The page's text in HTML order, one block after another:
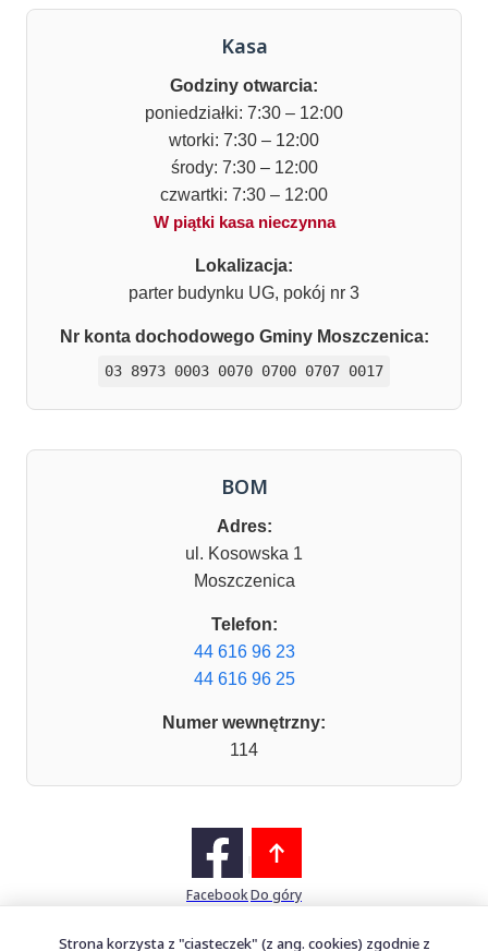
Kasa
Godziny otwarcia:
poniedziałki: 7:30 – 12:00
wtorki: 7:30 – 12:00
środy: 7:30 – 12:00
czwartki: 7:30 – 12:00
W piątki kasa nieczynna
Lokalizacja:
parter budynku UG, pokój nr 3
Nr konta dochodowego Gminy Moszczenica:
03 8973 0003 0070 0700 0707 0017
BOM
Adres:
ul. Kosowska 1
Moszczenica
Telefon:
44 616 96 23
44 616 96 25
Numer wewnętrzny:
114
FacebookDo góry
Strona korzysta z "ciasteczek" (z ang. cookies) zgodnie z